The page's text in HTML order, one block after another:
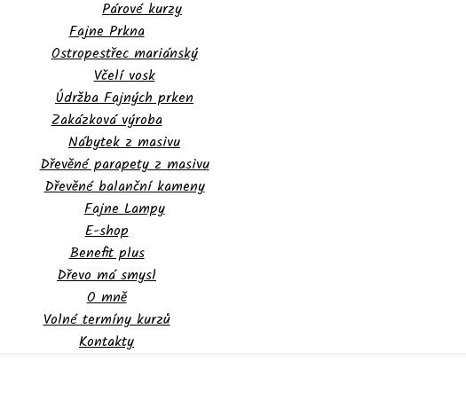
Párové kurzy
Fajne Prkna
Ostropestřec mariánský
Včelí vosk
Údržba Fajných prken
Zakázková výroba
Nábytek z masivu
Dřevěné parapety z masivu
Dřevěné balanční kameny
Fajne Lampy
E-shop
Benefit plus
Dřevo má smysl
O mně
Volné termíny kurzů
Kontakty